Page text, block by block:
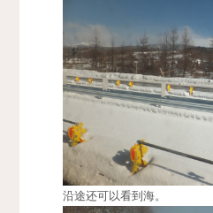
沿途还可以看到海。